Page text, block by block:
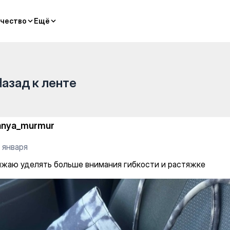
Ещё
Ещё
Кыз Жибек — Yoga
к ленте
января
уделять больше внимания гибкости и растяжке